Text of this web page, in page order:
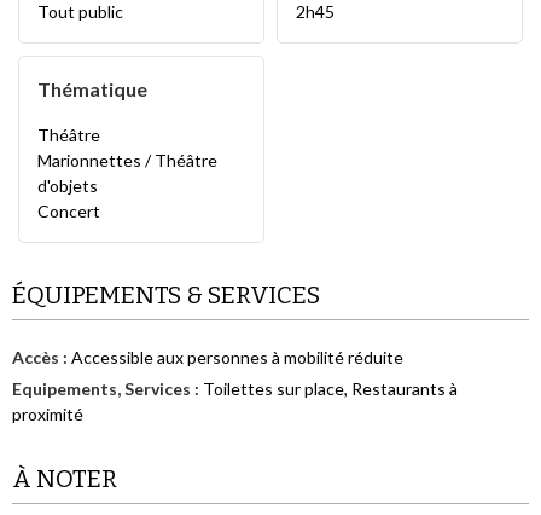
Tout public 2h45
Thématique
Théâtre
Marionnettes / Théâtre
d'objets
Concert
ÉQUIPEMENTS & SERVICES
Accès : Accessible aux personnes à mobilité réduite
Equipements, Services : Toilettes sur place Restaurants à
proximité
À NOTER